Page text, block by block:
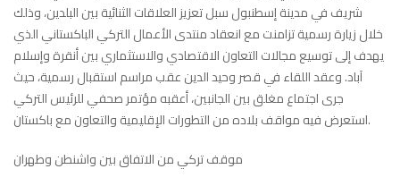
شريف في مدينة إسطنبول سبل تعزيز العلاقات الثنائية بين البلدين، وذلك
خلال زيارة رسمية تزامنت مع انعقاد منتدى الأعمال التركي الباكستاني الذي
يهدف إلى توسيع مجالات التعاون الاقتصادي والاستثماري بين أنقرة وإسلام
آباد. وعقد اللقاء في قصر وحيد الدين عقب مراسم استقبال رسمية، حيث
جرى اجتماع مغلق بين الجانبين، أعقبه مؤتمر صحفي للرئيس التركي
استعرض فيه مواقف بلاده من التطورات الإقليمية والتعاون مع باكستان.
موقف تركي من الاتفاق بين واشنطن وطهران